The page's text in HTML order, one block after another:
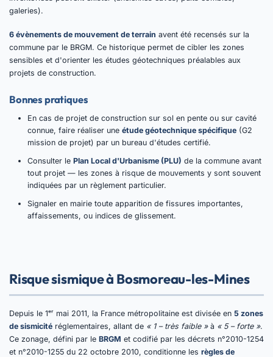
galeries).
6 évènements de mouvement de terrain avent été recensés sur la
commune par le BRGM. Ce historique permet de cibler les zones
sensibles et d'orienter les études géotechniques préalables aux
projets de construction.
Bonnes pratiques
En cas de projet de construction sur sol en pente ou sur cavité
connue, faire réaliser une étude géotechnique spécifique (G2
mission de projet) par un bureau d'études certifié.
Consulter le Plan Local d'Urbanisme (PLU) de la commune avant
tout projet — les zones à risque de mouvements y sont souvent
indiquées par un règlement particulier.
Signaler en mairie toute apparition de fissures importantes,
affaissements, ou indices de glissement.
Risque sismique à Bosmoreau-les-Mines
Depuis le 1ᵉʳ mai 2011, la France métropolitaine est divisée en 5 zones
de sismicité réglementaires, allant de « 1 – très faible »à « 5 – forte ».
Ce zonage, défini par le BRGM et codifié par les décrets n°2010-1254
et n°2010-1255 du 22 octobre 2010, conditionne les règles de